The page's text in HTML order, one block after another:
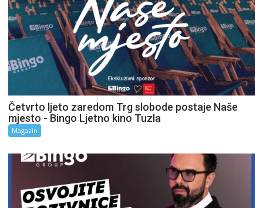
Četvrto ljeto zaredom Trg slobode postaje Naše
mjesto - Bingo Ljetno kino Tuzla
Magazin